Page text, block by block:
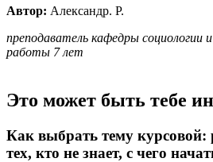
Автор: Александр. Р.
преподаватель кафедры социологии
работы 7 лет
Это может быть тебе
Как выбрать тему курсовой:
тех, кто не знает, с чего